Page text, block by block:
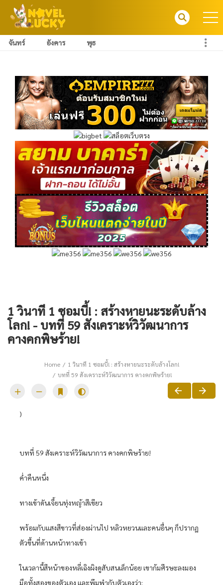
จันทร์ อังคาร พุธ
1 วินาที 1 ซอมบี้! : สร้างหายนะระดับล้าง
โลก! - บทที่ 59 สังเคราะห์วิวัฒนาการ
คางคกพิษร้าย!
Home
1 วินาที 1 ซอมบี้! : สร้างหายนะระดับล้างโลก!
บทที่ 59 สังเคราะห์วิวัฒนาการ คางคกพิษร้าย!
)
บทที่ 59 สังเคราะห์วิวัฒนาการ คางคกพิษร้าย!
ค่ำคืนหนึ่ง
ทางเข้าดันเจี้ยนทุ่งหญ้าสีเขียว
พร้อมกับแสงสีขาวที่ส่องผ่านไป หลิวหยวนและคนอื่นๆ ก็ปรากฏ
ตัวขึ้นที่ด้านหน้าทางเข้า
ในเวลานี้สีหน้าของหลี่เฉิงผิงดูสับสนเล็กน้อย เขาก้มศีรษะลงมอง
มือทั้งสองของตัวเอง และพึมพำกับตัวเองว่า: